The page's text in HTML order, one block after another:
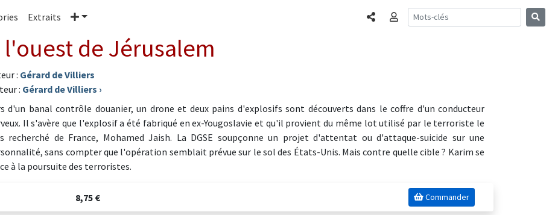
Extraits Plus PartagerConnexion
l'ouest de Jérusalem
: Gérard de Villiers
: Gérard de Villiers ›
d'un banal contrôle douanier, un drone et deux pains d'explosifs sont découverts dans le coffre d'un conducteur
Il s'avère que l'explosif a été fabriqué en ex-Yougoslavie et qu'il provient du même lot utilisé par le terroriste le
recherché de France, Mohamed Jaish. La DGSE soupçonne un projet d'attentat ou d'attaque-suicide sur une
sans compter que l'opération semblait prévue sur le sol des États-Unis. Mais contre quelle cible ? Karim se
à la poursuite des terroristes.
8,75 € Commander